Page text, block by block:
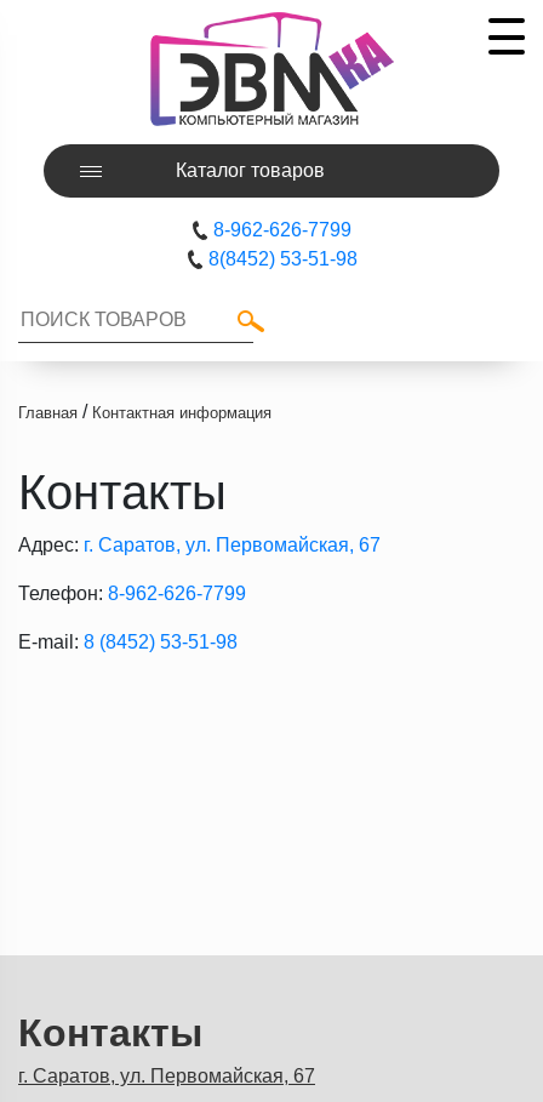
Каталог товаров
8-962-626-7799
8(8452) 53-51-98
Главная / Контактная информация
Контакты
Адрес: г. Саратов, ул. Первомайская, 67
Телефон: 8-962-626-7799
E-mail: 8 (8452) 53-51-98
Контакты
г. Саратов, ул. Первомайская, 67